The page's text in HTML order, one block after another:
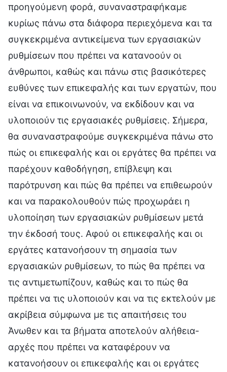
προηγούμενη φορά, συναναστραφήκαμε
κυρίως πάνω στα διάφορα περιεχόμενα και τα
συγκεκριμένα αντικείμενα των εργασιακών
ρυθμίσεων που πρέπει να κατανοούν οι
άνθρωποι, καθώς και πάνω στις βασικότερες
ευθύνες των επικεφαλής και των εργατών, που
είναι να επικοινωνούν, να εκδίδουν και να
υλοποιούν τις εργασιακές ρυθμίσεις. Σήμερα,
θα συναναστραφούμε συγκεκριμένα πάνω στο
πώς οι επικεφαλής και οι εργάτες θα πρέπει να
παρέχουν καθοδήγηση, επίβλεψη και
παρότρυνση και πώς θα πρέπει να επιθεωρούν
και να παρακολουθούν πώς προχωράει η
υλοποίηση των εργασιακών ρυθμίσεων μετά
την έκδοσή τους. Αφού οι επικεφαλής και οι
εργάτες κατανοήσουν τη σημασία των
εργασιακών ρυθμίσεων, το πώς θα πρέπει να
τις αντιμετωπίζουν, καθώς και το πώς θα
πρέπει να τις υλοποιούν και να τις εκτελούν με
ακρίβεια σύμφωνα με τις απαιτήσεις του
Άνωθεν και τα βήματα αποτελούν αλήθεια-
αρχές που πρέπει να καταφέρουν να
κατανοήσουν οι επικεφαλής και οι εργάτες